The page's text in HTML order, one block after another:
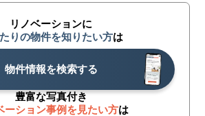
リノベーションに
りの物件を知りたい方は
物件情報を検索する
豊富な写真付き
ーション事例を見たい方は